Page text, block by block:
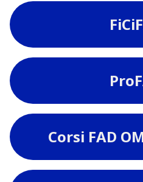
Corsi FAD